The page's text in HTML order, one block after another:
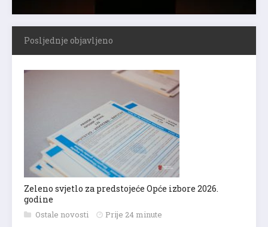
Posljednje objavljeno
Zeleno svjetlo za predstojeće Opće izbore 2026.
godine
Ostale novosti Prije 24 minute